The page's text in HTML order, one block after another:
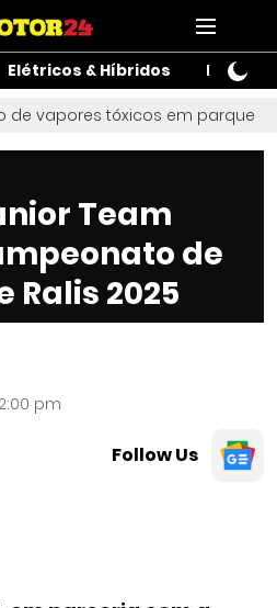
Elétricos & Híbridos Motos
vapores tóxicos em parque
Team
de
Ralis 2025
pm
Follow Us